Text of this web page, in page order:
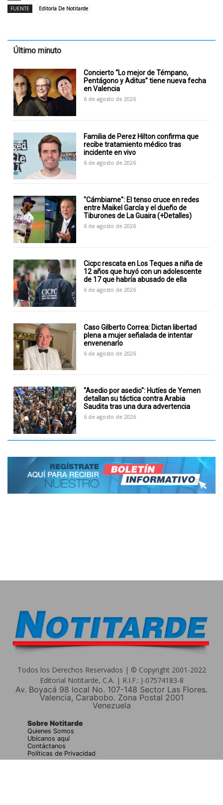
FUENTE
Editoría De Notitarde
Último minuto
Concierto “Lo mejor de Témpano,
Pentágono y Aditus” tiene nueva fecha
en Valencia
6 de agosto de 2026
Familia de Perez Hilton confirma que
recibe tratamiento médico tras
incidente en vivo
6 de agosto de 2026
"Cámbiame": El tenso cruce en redes
entre Maikel García y el dueño de
Tiburones de La Guaira (+Detalles)
6 de agosto de 2026
Cicpc rescata en Los Teques a niña de
12 años que huyó con un adolescente
de 17 que habría abusado de ella
6 de agosto de 2026
Caso Gilberto Correa: Dictan libertad
plena a mujer señalada de intentar
envenenarlo
6 de agosto de 2026
"Asedio por asedio": Hutíes de Yemen
detallan su táctica contra Arabia
Saudita tras una dura advertencia
6 de agosto de 2026
Todos los Derechos Reservados | © Copyright 2001-2022
Editorial Notitarde, C.A. | R.I.F.: J-07574183-8
Av. Boyacá 98 local No. 107-148 Sector Las Flores.
Valencia, Carabobo. Zona Postal 2001
Venezuela
Sobre Notitarde
Quienes Somos
Ubícanos aquí
Contáctanos
Políticas de Privacidad